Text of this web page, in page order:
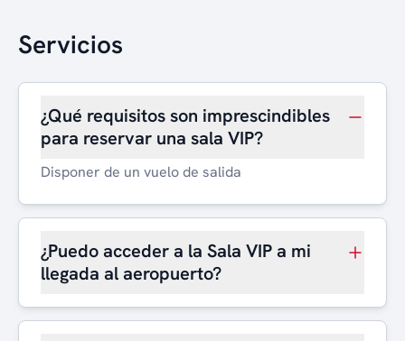
Servicios
¿Qué requisitos son imprescindibles
para reservar una sala VIP?
Disponer de un vuelo de salida
¿Puedo acceder a la Sala VIP a mi
llegada al aeropuerto?